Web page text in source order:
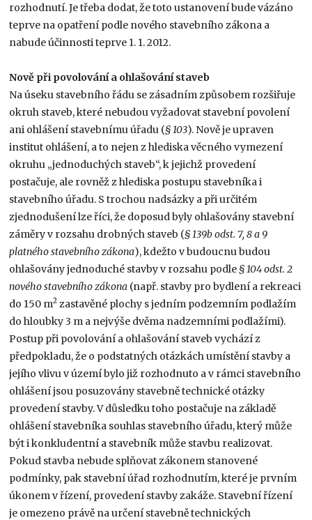
rozhodnutí. Je třeba dodat, že toto ustanovení bude vázáno
teprve na opatření podle nového stavebního zákona a
nabude účinnosti teprve 1. 1. 2012.
Nově při povolování a ohlašování staveb
Na úseku stavebního řádu se zásadním způsobem rozšiřuje
okruh staveb, které nebudou vyžadovat stavební povolení
ani ohlášení stavebnímu úřadu (§ 103). Nově je upraven
institut ohlášení, a to nejen z hlediska věcného vymezení
okruhu „jednoduchých staveb“, k jejichž provedení
postačuje, ale rovněž z hlediska postupu stavebníka i
stavebního úřadu. S trochou nadsázky a při určitém
zjednodušení lze říci, že doposud byly ohlašovány stavební
záměry v rozsahu drobných staveb (§ 139b odst. 7, 8 a 9
platného stavebního zákona), kdežto v budoucnu budou
ohlašovány jednoduché stavby v rozsahu podle § 104 odst. 2
nového stavebního zákona (např. stavby pro bydlení a rekreaci
do 150 m2 zastavěné plochy s jedním podzemním podlažím
do hloubky 3 m a nejvýše dvěma nadzemními podlažími).
Postup při povolování a ohlašování staveb vychází z
předpokladu, že o podstatných otázkách umístění stavby a
jejího vlivu v území bylo již rozhodnuto a v rámci stavebního
ohlášení jsou posuzovány stavebně technické otázky
provedení stavby. V důsledku toho postačuje na základě
ohlášení stavebníka souhlas stavebního úřadu, který může
být i konkludentní a stavebník může stavbu realizovat.
Pokud stavba nebude splňovat zákonem stanovené
podmínky, pak stavební úřad rozhodnutím, které je prvním
úkonem v řízení, provedení stavby zakáže. Stavební řízení
je omezeno právě na určení stavebně technických